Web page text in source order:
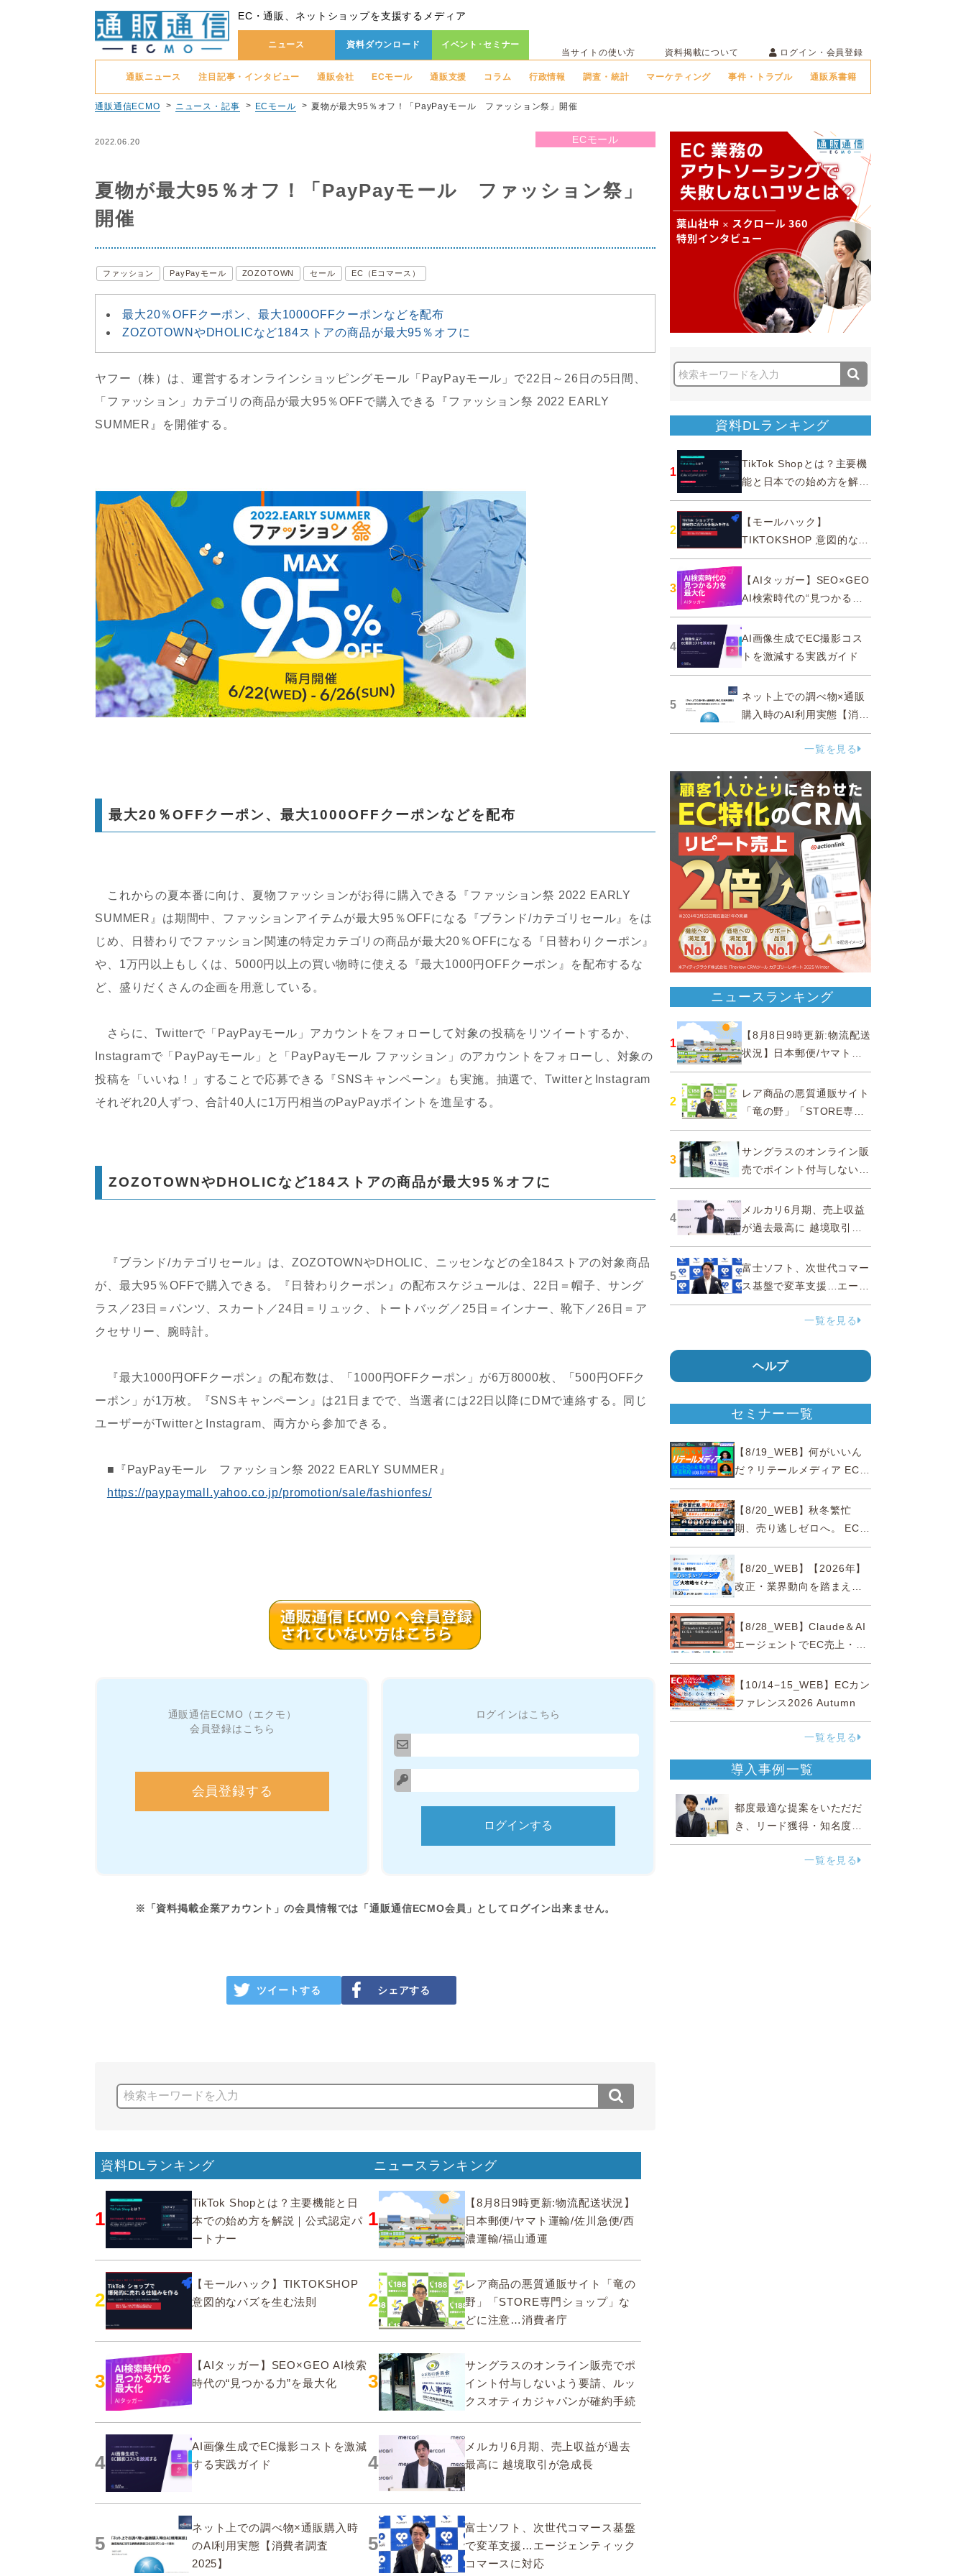
EC・通販、ネットショップを支援するメディア
ニュース 資料ダウンロード イベント･セミナー
当サイトの使い方 資料掲載について ログイン・会員登録
通販ニュース 注目記事・インタビュー 通販会社 ECモール 通販支援 コラム 行政情報 調査・統計 マーケティング 事件・トラブル 通販系書籍
通販通信ECMO ニュース・記事 ECモール 夏物が最大95％オフ！「PayPayモール ファッション祭」開催
2022.06.20 ECモール
夏物が最大95％オフ！「PayPayモール ファッション祭」
開催
ファッション PayPayモール ZOZOTOWN セール EC（Eコマース）
最大20％OFFクーポン、最大1000OFFクーポンなどを配布
ZOZOTOWNやDHOLICなど184ストアの商品が最大95％オフに
ヤフー（株）は、運営するオンラインショッピングモール「PayPayモール」で22日～26日の5日間、
「ファッション」カテゴリの商品が最大95％OFFで購入できる『ファッション祭 2022 EARLY
SUMMER』を開催する。
最大20％OFFクーポン、最大1000OFFクーポンなどを配布
これからの夏本番に向け、夏物ファッションがお得に購入できる『ファッション祭 2022 EARLY
SUMMER』は期間中、ファッションアイテムが最大95％OFFになる『ブランド/カテゴリセール』をは
じめ、日替わりでファッション関連の特定カテゴリの商品が最大20％OFFになる『日替わりクーポン』
や、1万円以上もしくは、5000円以上の買い物時に使える『最大1000円OFFクーポン』を配布するな
ど、盛りだくさんの企画を用意している。
さらに、Twitterで「PayPayモール」アカウントをフォローして対象の投稿をリツイートするか、
Instagramで「PayPayモール」と「PayPayモール ファッション」のアカウントをフォローし、対象の
投稿を「いいね！」することで応募できる『SNSキャンペーン』も実施。抽選で、TwitterとInstagram
それぞれ20人ずつ、合計40人に1万円相当のPayPayポイントを進呈する。
ZOZOTOWNやDHOLICなど184ストアの商品が最大95％オフに
『ブランド/カテゴリセール』は、ZOZOTOWNやDHOLIC、ニッセンなどの全184ストアの対象商品
が、最大95％OFFで購入できる。『日替わりクーポン』の配布スケジュールは、22日＝帽子、サング
ラス／23日＝パンツ、スカート／24日＝リュック、トートバッグ／25日＝インナー、靴下／26日＝ア
クセサリー、腕時計。
『最大1000円OFFクーポン』の配布数は、「1000円OFFクーポン」が6万8000枚、「500円OFFク
ーポン」が1万枚。『SNSキャンペーン』は21日までで、当選者には22日以降にDMで連絡する。同じ
ユーザーがTwitterとInstagram、両方から参加できる。
■『PayPayモール ファッション祭 2022 EARLY SUMMER』
https://paypaymall.yahoo.co.jp/promotion/sale/fashionfes/
通販通信ECMO（エクモ）
会員登録はこちら
会員登録する
ログインはこちら
※「資料掲載企業アカウント」の会員情報では「通販通信ECMO会員」としてログイン出来ません。
ツイートする シェアする
資料DLランキング
1
TikTok Shopとは？主要機能と日
本での始め方を解説｜公式認定パ
ートナー
2
【モールハック】TIKTOKSHOP
意図的なバズを生む法則
3
【AIタッガー】SEO×GEO AI検索
時代の“見つかる力”を最大化
4
AI画像生成でEC撮影コストを激減
する実践ガイド
5
ネット上での調べ物×通販購入時
のAI利用実態【消費者調査
2025】
ニュースランキング
1
【8月8日9時更新:物流配送状況】
日本郵便/ヤマト運輸/佐川急便/西
濃運輸/福山通運
2
レア商品の悪質通販サイト「竜の
野」「STORE専門ショップ」な
どに注意…消費者庁
3
サングラスのオンライン販売でポ
イント付与しないよう要請、ルッ
クスオティカジャパンが確約手続
4
メルカリ6月期、売上収益が過去
最高に 越境取引が急成長
5
富士ソフト、次世代コマース基盤
で変革支援…エージェンティック
コマースに対応
資料DLランキング
1
TikTok Shopとは？主要機
能と日本での始め方を解説
｜公式認定パートナー
2
【モールハック】
TIKTOKSHOP 意図的なバ
ズを生む法則
3
【AIタッガー】SEO×GEO
AI検索時代の“見つかる
力”を最大化
4
AI画像生成でEC撮影コス
トを激減する実践ガイド
5
ネット上での調べ物×通販
購入時のAI利用実態【消費
者調査 2025】
一覧を見る
ニュースランキング
1
【8月8日9時更新:物流配送
状況】日本郵便/ヤマト運
輸/佐川急便/西濃運輸/福山
通運
2
レア商品の悪質通販サイト
「竜の野」「STORE専門
ショップ」などに注意…消
費者庁
3
サングラスのオンライン販
売でポイント付与しないよ
う要請、ルックスオティカ
ジャパンが確約手続
4
メルカリ6月期、売上収益
が過去最高に 越境取引が
急成長
5
富士ソフト、次世代コマー
ス基盤で変革支援…エージ
ェンティックコマースに対
一覧を見る
ヘルプ
セミナー一覧
【8/19_WEB】何がいいん
だ？リテールメディア EC・
小売の未来を変える事業戦
略【8/20_WEB】秋冬繁忙
期、売り逃しゼロへ。 EC運
営効率化と機会損失を防ぐ
『直前チェックポイント』
【8/20_WEB】【2026年】
改正・業界動向を踏まえて
事例で理解 健食・機能
性“あいまいゾーン”大攻略セ
ミナー
【8/28_WEB】Claude＆AI
エージェントでEC売上・生
産性の両方を爆上げ ～ただ
使うだけじゃない！&qu...
【10/14−15_WEB】ECカン
ファレンス2026 Autumn
一覧を見る
導入事例一覧
都度最適な提案をいただだ
き、リード獲得・知名度向
上に効果実感
一覧を見る